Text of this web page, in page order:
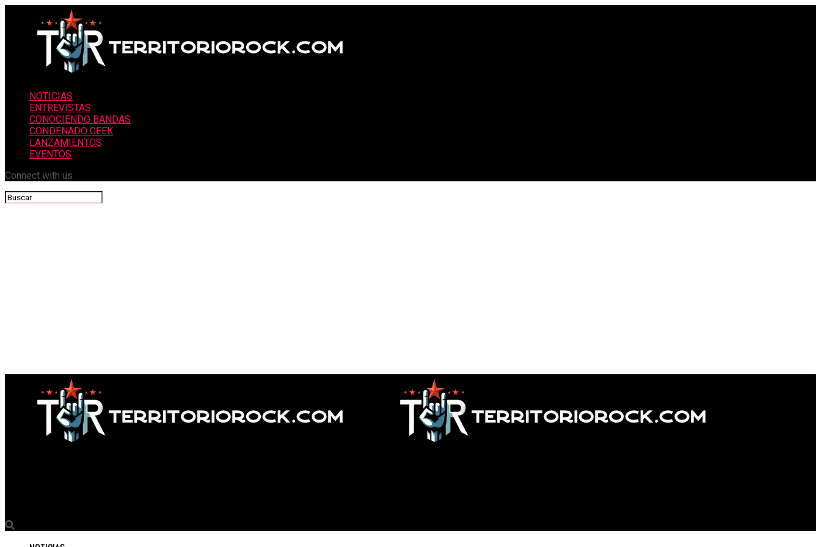
NOTICIAS
ENTREVISTAS
CONOCIENDO BANDAS
CONDENADO GEEK
LANZAMIENTOS
EVENTOS
Connect with us